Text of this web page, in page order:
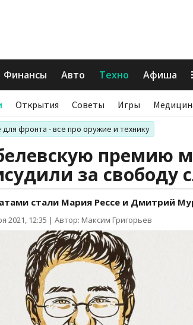
Финансы Авто Техно Афиша
Открытия Советы Игры
для фронта - все про оружие и технику
премию
за свободу
стали Мария Рессе и Дмитрий
2021, 12:35 | Автор: Максим Григорьев